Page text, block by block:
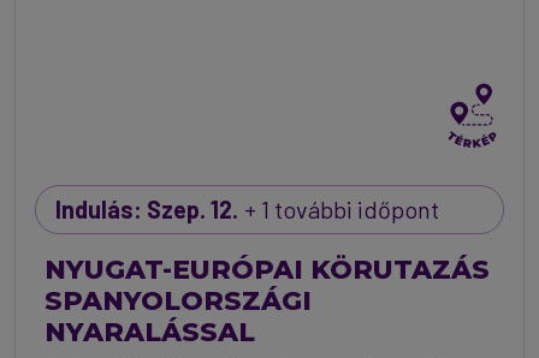
Indulás: Szep. 12. + 1 további időpont
NYUGAT-EURÓPAI KÖRUTAZÁS
SPANYOLORSZÁGI
NYARALÁSSAL